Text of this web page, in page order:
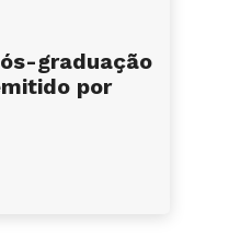
graduação
por